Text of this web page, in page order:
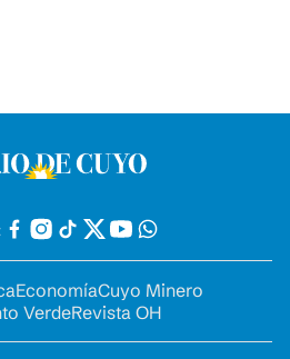
EconomíaCuyo Minero
VerdeRevista OH